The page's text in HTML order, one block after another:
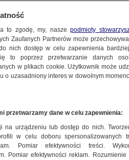
nie idziemy tam,
to zgodę, my, naszepodmioty
Zaufanych Partnerów może
nich dostęp w celu zapewnienia
to poprzez przetwarzanie danych
w plikach cookie. Użytkownik może
o uzasadniony interes w dowolnym
przetwarzamy dane w celu zapewnienia:
na urządzeniu lub dostęp do nich.
w celu doboru spersonalizowanych
Pomiar efektywności treści.
Pomiar efektywności reklam.